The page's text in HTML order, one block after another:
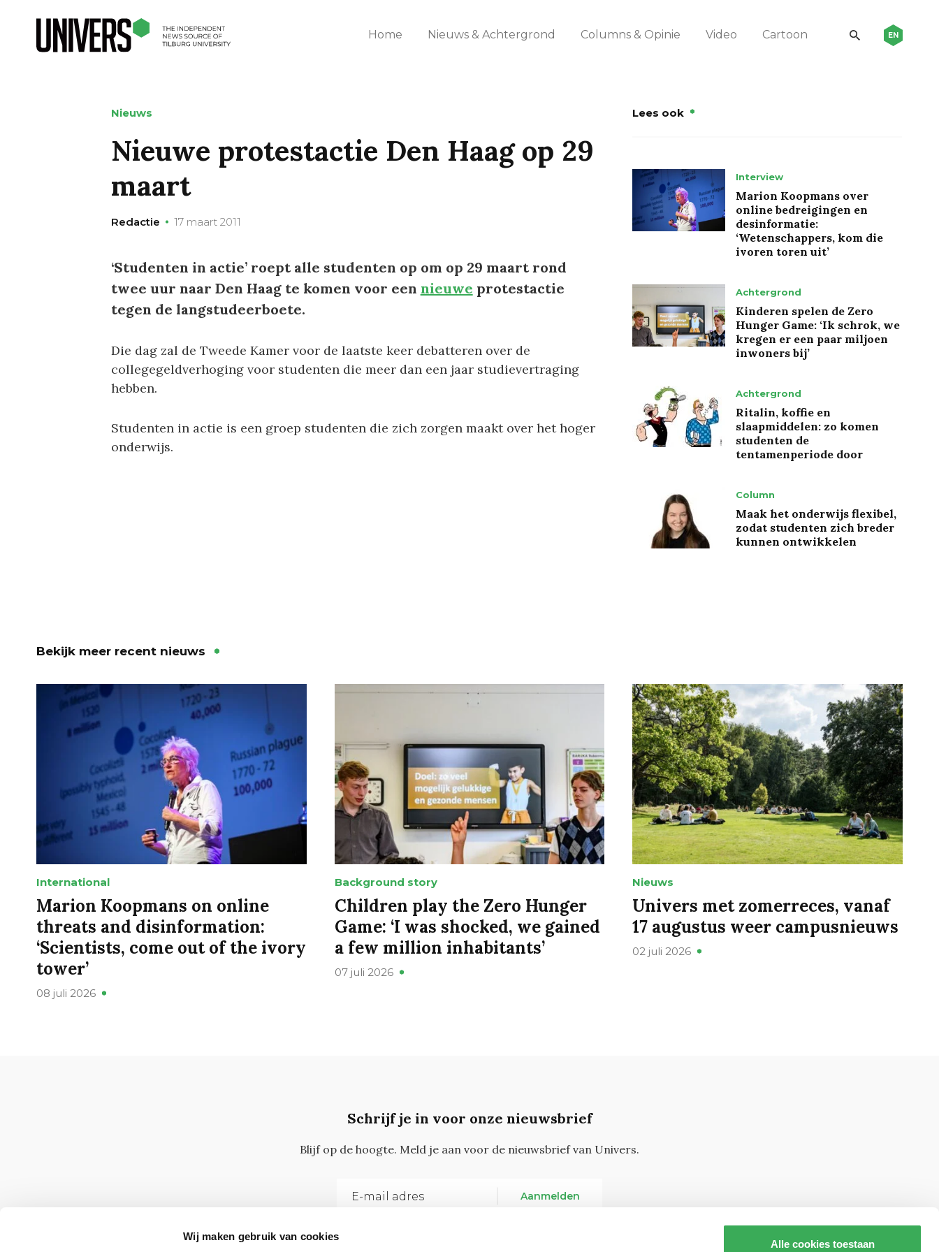
Wij maken gebruik van cookies
Alle cookies toestaan
Home Nieuws & Achtergrond Columns & Opinie Video Cartoon EN
Nieuws
Nieuwe protestactie Den Haag op 29
maart
Redactie 17 maart 2011
‘Studenten in actie’ roept alle studenten op om op 29 maart rond
twee uur naar Den Haag te komen voor een nieuwe protestactie
tegen de langstudeerboete.
Die dag zal de Tweede Kamer voor de laatste keer debatteren over de
collegegeldverhoging voor studenten die meer dan een jaar studievertraging
hebben.
Studenten in actie is een groep studenten die zich zorgen maakt over het hoger
onderwijs.
Lees ook
Interview
Marion Koopmans over
online bedreigingen en
desinformatie:
‘Wetenschappers, kom die
ivoren toren uit’
Achtergrond
Kinderen spelen de Zero
Hunger Game: ‘Ik schrok, we
kregen er een paar miljoen
inwoners bij’
Achtergrond
Ritalin, koffie en
slaapmiddelen: zo komen
studenten de
tentamenperiode door
Column
Maak het onderwijs flexibel,
zodat studenten zich breder
kunnen ontwikkelen
Bekijk meer recent nieuws
International
Marion Koopmans on online
threats and disinformation:
‘Scientists, come out of the ivory
tower’
08 juli 2026
Background story
Children play the Zero Hunger
Game: ‘I was shocked, we gained
a few million inhabitants’
07 juli 2026
Nieuws
Univers met zomerreces, vanaf
17 augustus weer campusnieuws
02 juli 2026
Schrijf je in voor onze nieuwsbrief
Blijf op de hoogte. Meld je aan voor de nieuwsbrief van Univers.
Aanmelden